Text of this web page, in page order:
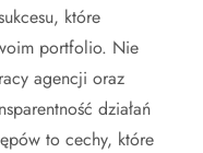
które
portfolio. Nie
agencji oraz
działań
to cechy, które